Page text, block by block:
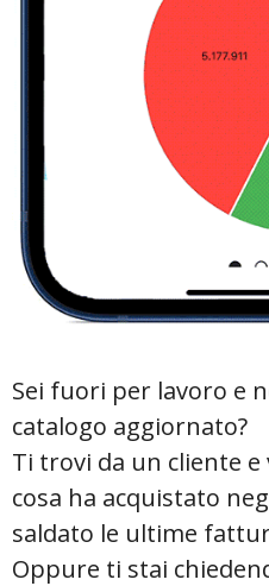
Sei fuori per lavoro e
catalogo aggiornato?
Ti trovi da un cliente
cosa ha acquistato
saldato le ultime
Oppure ti stai